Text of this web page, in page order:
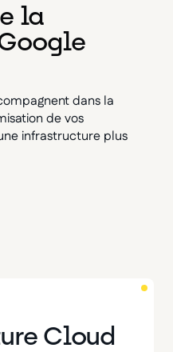
la
dans la
de vos
infrastructure plus
Cloud